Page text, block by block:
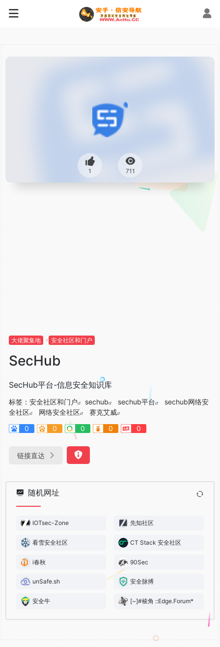
1 711
大佬聚集地 安全社区和门户
SecHub
SecHub平台-信息安全知识库
标签： 安全社区和门户 sechub sechub平台
sechub网络安
全社区
网络安全社区
赛克艾威
0
0 0 0 0
链接直达
随机网址
IOTsec-Zone 先知社区
看雪安全社区 CT Stack 安全社区
i春秋 90Sec
unSafe.sh 安全脉搏
安全牛 [~]#棱角 ::Edge.Forum*